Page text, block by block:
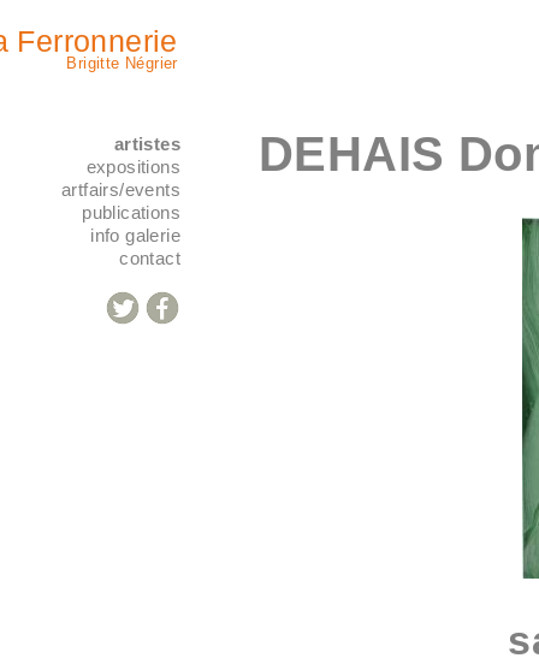
Ferronnerie
Brigitte Négrier
artistes
expositions
artfairs/events
publications
info galerie
contact
DEHAIS